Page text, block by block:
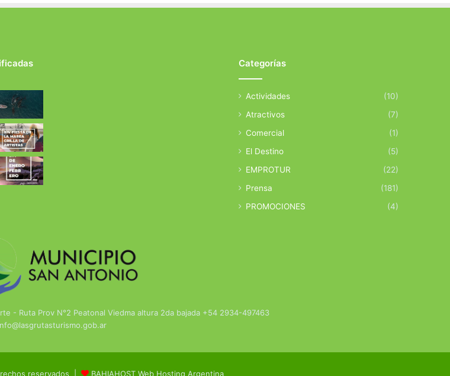
Categorías
Actividades
(10)
Atractivos
(7)
Comercial
(1)
El Destino
(5)
EMPROTUR
(22)
Prensa
(181)
PROMOCIONES
(4)
- Ruta Prov N°2 Peatonal Viedma altura 2da bajada +54 2934-497463
reservados | BAHIAHOST Web Hosting Argentina